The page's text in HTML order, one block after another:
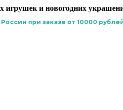
игрушек и новогодних
при заказе от 10000